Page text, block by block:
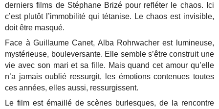
derniers films de Stéphane Brizé pour refléter le chaos. Ici
c’est plutôt l’immobilité qui tétanise. Le chaos est invisible,
doit être masqué.
Face à Guillaume Canet, Alba Rohrwacher est lumineuse,
mystérieuse, bouleversante. Elle semble s’être construit une
vie avec son mari et sa fille. Mais quand cet amour qu’elle
n’a jamais oublié ressurgit, les émotions contenues toutes
ces années, elles aussi, ressurgissent.
Le film est émaillé de scènes burlesques, de la rencontre